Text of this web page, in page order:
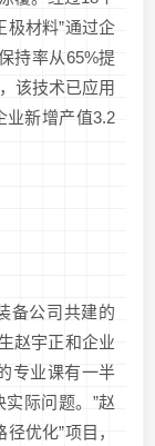
极材料”通过企
持率从65%提
该技术已应用
业新增产值3.2
备公司共建的
赵宇正和企业
专业课有一半
际问题。”赵
优化”项目，